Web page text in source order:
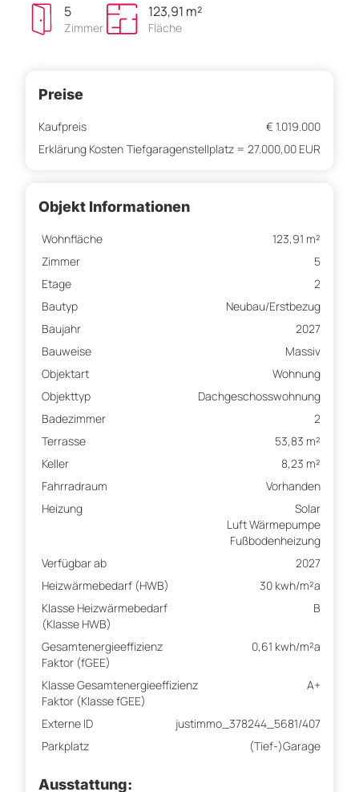
5
Zimmer
123,91 m²
Fläche
Preise
Kaufpreis
€ 1.019.000
Erklärung Kosten Tiefgaragenstellplatz = 27.000,00 EUR
Objekt Informationen
Wohnfläche
123,91 m²
Zimmer
5
Etage
2
Bautyp
Neubau/Erstbezug
Baujahr
2027
Bauweise
Massiv
Objektart
Wohnung
Objekttyp
Dachgeschosswohnung
Badezimmer
2
Terrasse
53,83 m²
Keller
8,23 m²
Fahrradraum
Vorhanden
Heizung
Solar
Luft Wärmepumpe
Fußbodenheizung
Verfügbar ab
2027
Heizwärmebedarf (HWB)
30 kwh/m²a
Klasse Heizwärmebedarf
(Klasse HWB)
B
Gesamtenergieeffizienz
Faktor (fGEE)
0,61 kwh/m²a
Klasse Gesamtenergieeffizienz
Faktor (Klasse fGEE)
A+
Externe ID
justimmo_378244_5681/407
Parkplatz
(Tief-)Garage
Ausstattung: